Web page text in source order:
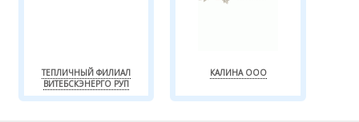
ТЕПЛИЧНЫЙ ФИЛИАЛ
ВИТЕБСКЭНЕРГО РУП
КАЛИНА ООО